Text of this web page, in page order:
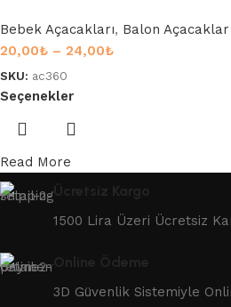
Bebek Açacakları, Balon Açacaklar
20,00₺ – 24,00₺
SKU: ac360
Seçenekler
Read More
1500 Lira Üzeri Ücretsiz
3D Güvenlik Sistemiyle